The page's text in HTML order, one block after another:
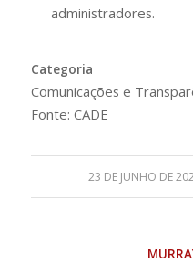
administradores.
Categoria
Comunicações e
Fonte: CADE
23 DE JUNHO DE
/